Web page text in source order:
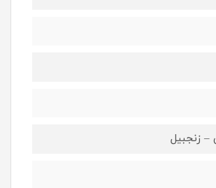
– زنجبیل